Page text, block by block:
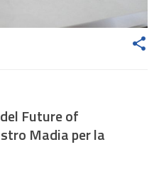
Future of
Madia per la